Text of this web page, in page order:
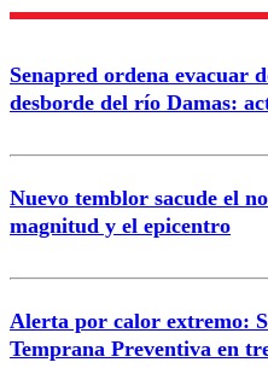
Senapred ordena evacuar
desborde del río Damas:
Nuevo temblor sacude el
magnitud y el epicentro
Alerta por calor extremo:
Temprana Preventiva en